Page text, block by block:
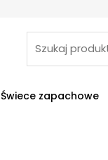
Świece zapachowe